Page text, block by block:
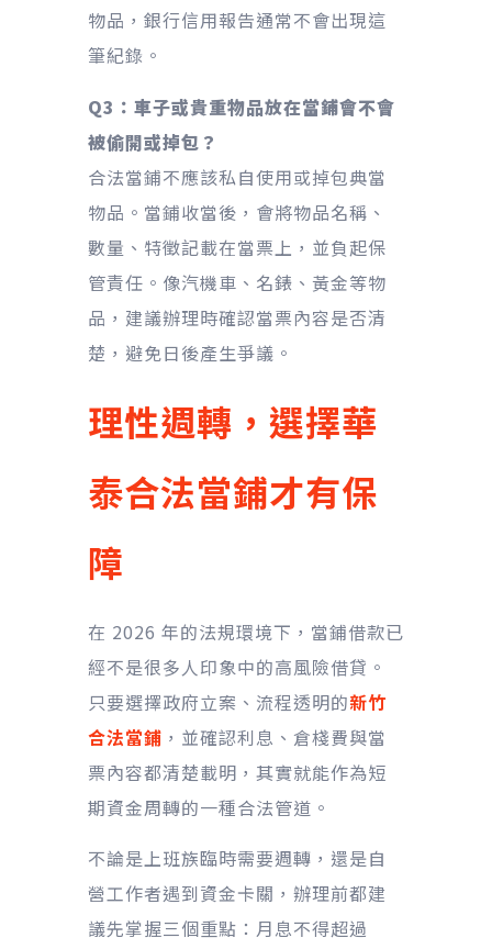
物品，銀行信用報告通常不會出現這
筆紀錄。
Q3：車子或貴重物品放在當鋪會不會
被偷開或掉包？
合法當鋪不應該私自使用或掉包典當
物品。當鋪收當後，會將物品名稱、
數量、特徵記載在當票上，並負起保
管責任。像汽機車、名錶、黃金等物
品，建議辦理時確認當票內容是否清
楚，避免日後產生爭議。
理性週轉，選擇華
泰合法當鋪才有保
障
在 2026 年的法規環境下，當鋪借款已
經不是很多人印象中的高風險借貸。
只要選擇政府立案、流程透明的新竹
合法當鋪 ，並確認利息、倉棧費與當
票內容都清楚載明，其實就能作為短
期資金周轉的一種合法管道。
不論是上班族臨時需要週轉，還是自
營工作者遇到資金卡關，辦理前都建
議先掌握三個重點：月息不得超過